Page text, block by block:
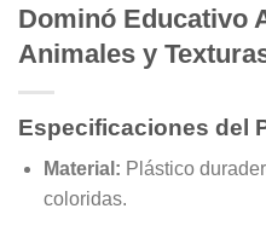
Dominó Educativo
Animales y
Especificaciones del
Material: Plástico
coloridas.